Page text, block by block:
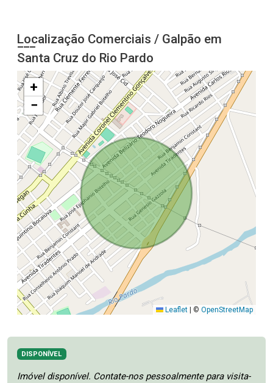
Localização Comerciais / Galpão em
Santa Cruz do Rio Pardo
+
−
Leaflet | © OpenStreetMap
DISPONÍVEL
Imóvel disponível. Contate-nos pessoalmente para visita-